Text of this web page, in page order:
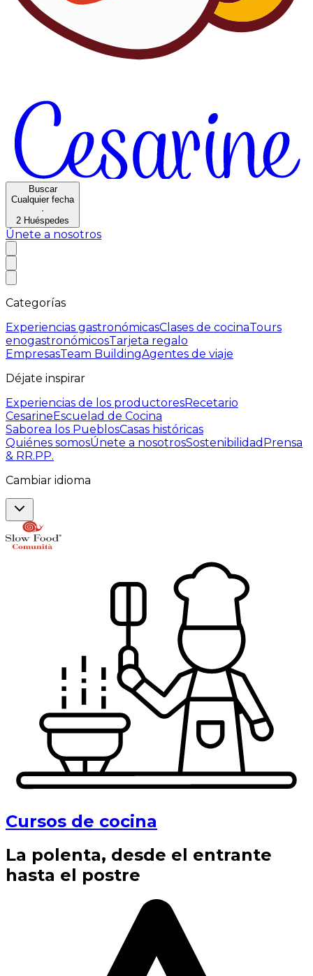
Buscar
Cualquier fecha
·
2 Huéspedes
Únete a nosotros
Categorías
Experiencias gastronómicasClases de cocinaTours
enogastronómicosTarjeta regalo
EmpresasTeam BuildingAgentes de viaje
Déjate inspirar
Experiencias de los productoresRecetario
CesarineEscuelad de Cocina
Saborea los PueblosCasas históricas
Quiénes somosÚnete a nosotrosSostenibilidad Prensa
& RR.PP.
Cambiar idioma
Cursos de cocina
La polenta, desde el entrante
hasta el postre